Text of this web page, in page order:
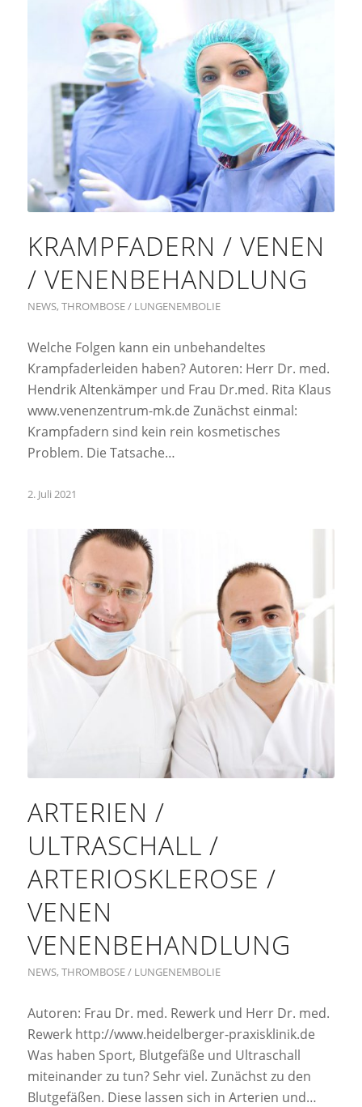
KRAMPFADERN / VENEN
/ VENENBEHANDLUNG
NEWS, THROMBOSE / LUNGENEMBOLIE
Welche Folgen kann ein unbehandeltes
Krampfaderleiden haben? Autoren: Herr Dr. med.
Hendrik Altenkämper und Frau Dr.med. Rita Klaus
www.venenzentrum-mk.de Zunächst einmal:
Krampfadern sind kein rein kosmetisches
Problem. Die Tatsache…
2. Juli 2021
ARTERIEN /
ULTRASCHALL /
ARTERIOSKLEROSE /
VENEN
VENENBEHANDLUNG
NEWS, THROMBOSE / LUNGENEMBOLIE
Autoren: Frau Dr. med. Rewerk und Herr Dr. med.
Rewerk http://www.heidelberger-praxisklinik.de
Was haben Sport, Blutgefäße und Ultraschall
miteinander zu tun? Sehr viel. Zunächst zu den
Blutgefäßen. Diese lassen sich in Arterien und…